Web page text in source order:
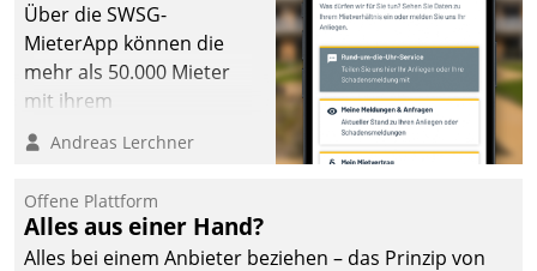
Über die SWSG-
MieterApp können die
mehr als 50.000 Mieter
mit ihrem
Wohnungsunternehmen
kommunizieren, auf dem
einsehen und ändern
oder
Andreas Lerchner
Offene Plattform
Alles aus einer Hand?
Alles bei einem Anbieter beziehen – das Prinzip von